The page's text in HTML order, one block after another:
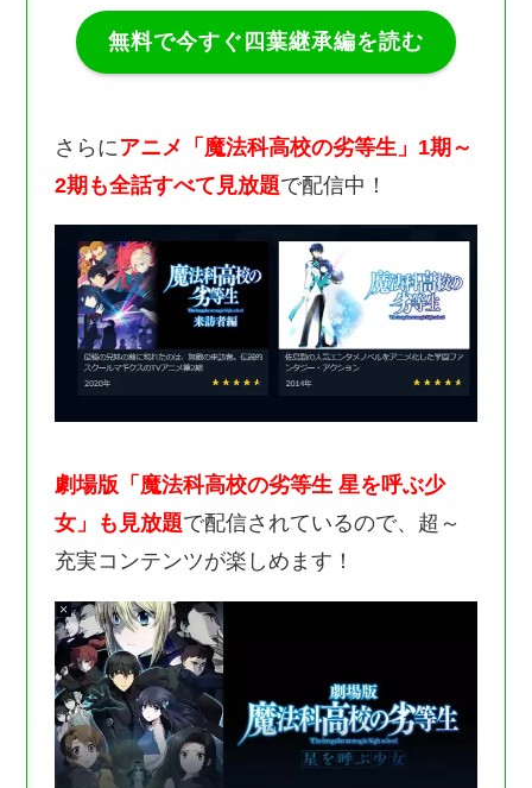
無料で今すぐ四葉継承編を読む
さらにアニメ「魔法科高校の劣等生」1期～
2期も全話すべて見放題で配信中！
劇場版「魔法科高校の劣等生 星を呼ぶ少
女」も見放題で配信されているので、超～
充実コンテンツが楽しめます！